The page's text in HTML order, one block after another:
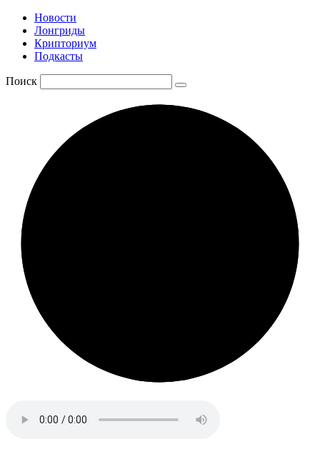
Новости
Лонгриды
Крипториум
Подкасты
Поиск